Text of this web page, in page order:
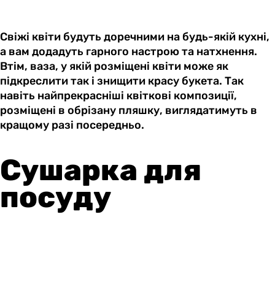
Свіжі квіти будуть доречними на будь-якій кухні,
а вам додадуть гарного настрою та натхнення.
Втім, ваза, у якій розміщені квіти може як
підкреслити так і знищити красу букета. Так
навіть найпрекрасніші квіткові композиції,
розміщені в обрізану пляшку, виглядатимуть в
кращому разі посередньо.
Сушарка для
посуду